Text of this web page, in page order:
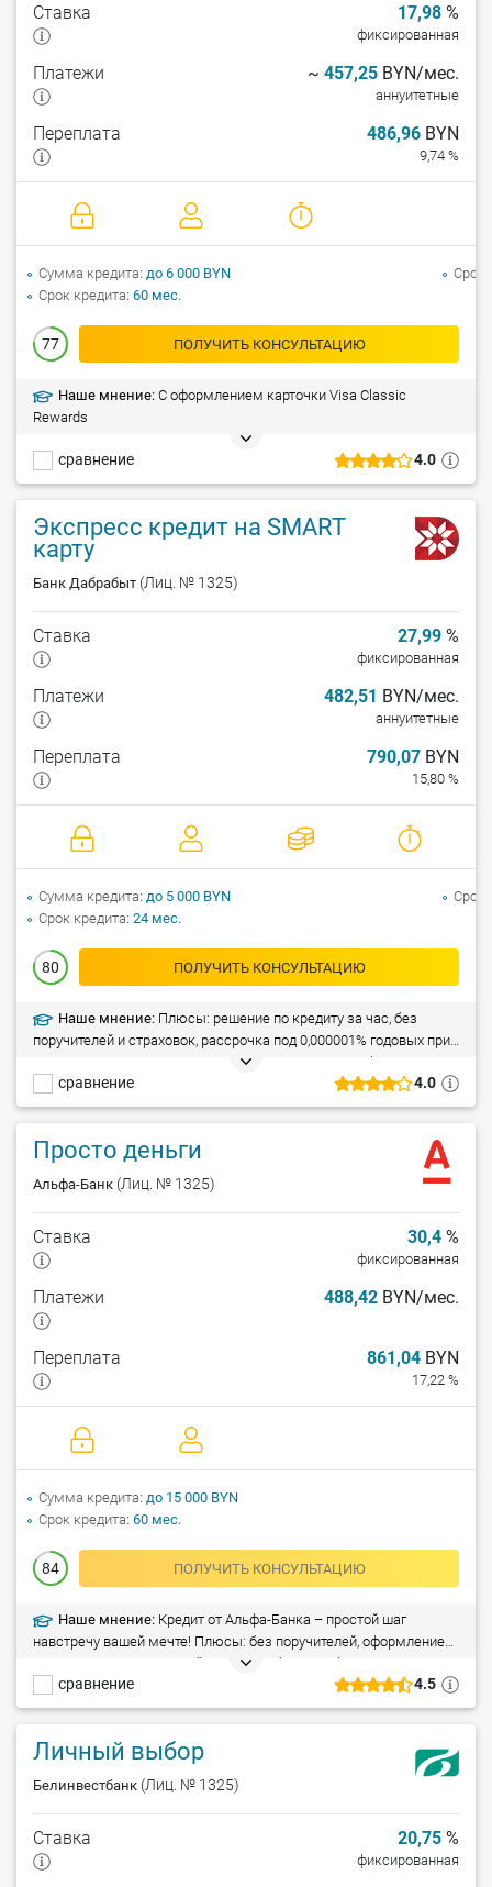
4.0
сравнение
Ставка 17,98 %
фиксированная
Платежи ~ 457,25 BYN/мес.
аннуитетные
Переплата 486,96 BYN
9,74 %
77 ПОЛУЧИТЬ КОНСУЛЬТАЦИЮ
Сумма кредита до 6 000 BYN
Срок кредита 60 мес.
Срок
Наше мнение: C оформлением карточки Visa Classic
Rewards
Экспресс кредит на SMART
карту
Банк Дабрабыт (Лиц. № 1325)
4.0
сравнение
Ставка 27,99 %
фиксированная
Платежи 482,51 BYN/мес.
аннуитетные
Переплата 790,07 BYN
15,80 %
80 ПОЛУЧИТЬ КОНСУЛЬТАЦИЮ
Сумма кредита до 5 000 BYN
Срок кредита 24 мес.
Срок
Наше мнение: Плюсы: решение по кредиту за час, без
поручителей и страховок, рассрочка под 0,000001% годовых при
расчетах в магазинах-партнерах. Ограничения: требуется
справка о доходах (от 5 001 рублей). Особые условия: держатели
зарплатных карт могут взять кредит без справок о доходах,
(ИП).
Просто деньги
Альфа-Банк (Лиц. № 1325)
4.5
сравнение
Ставка 30,4 %
фиксированная
Платежи 488,42 BYN/мес.
Переплата 861,04 BYN
17,22 %
84 ПОЛУЧИТЬ КОНСУЛЬТАЦИЮ
Сумма кредита до 15 000 BYN
Срок кредита 60 мес.
Наше мнение: Кредит от Альфа-Банка – простой шаг
навстречу вашей мечте! Плюсы: без поручителей, оформление
всего за 1 час, досрочный возврат – без штрафа. Минусы:
справка о доходах (при сумме кредита свыше 5 000 рублей).
Личный выбор
Белинвестбанк (Лиц. № 1325)
Ставка 20,75 %
фиксированная